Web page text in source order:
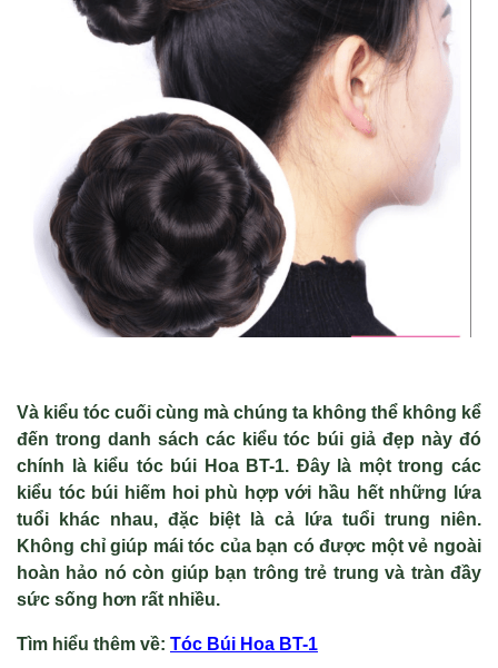
Và kiểu tóc cuối cùng mà chúng ta không thể không kể
đến trong danh sách các kiểu tóc búi giả đẹp này đó
chính là kiểu tóc búi Hoa BT-1. Đây là một trong các
kiểu tóc búi hiếm hoi phù hợp với hầu hết những lứa
tuổi khác nhau, đặc biệt là cả lứa tuổi trung niên.
Không chỉ giúp mái tóc của bạn có được một vẻ ngoài
hoàn hảo nó còn giúp bạn trông trẻ trung và tràn đầy
sức sống hơn rất nhiều.
Tìm hiểu thêm về: Tóc Búi Hoa BT-1